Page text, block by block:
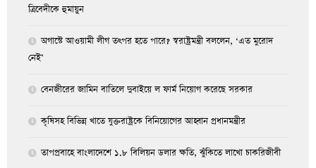
ত্রিবেদীকে হুমায়ুন
অগাস্টে আওয়ামী লীগ তৎপর হতে পারে? স্বরাষ্ট্রমন্ত্রী বললেন, ‘এত মুরোদ
নেই’
বেনজীরের জামিন বাতিলে দুবাইয়ে ল ফার্ম নিয়োগ করেছে সরকার
কৃষিসহ বিভিন্ন খাতে যুক্তরাষ্ট্রকে বিনিয়োগের আহ্বান প্রধানমন্ত্রীর
তাপপ্রবাহে বাংলাদেশে ১.৮ বিলিয়ন ডলার ক্ষতি, ঝুঁকিতে লাখো চাকরিজীবী